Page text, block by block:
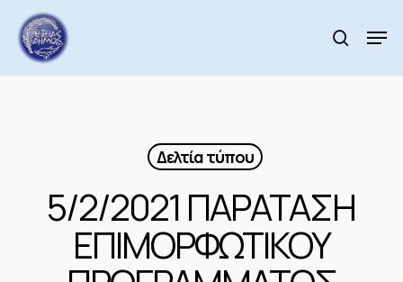
main
content
search
Δελτία τύπου
5/2/2021 ΠΑΡΑΤΑΣΗ
ΕΠΙΜΟΡΦΩΤΙΚΟΥ
Menu